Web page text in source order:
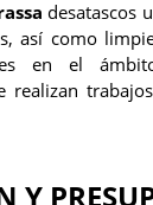
desatascos
así como
en el
realizan
Y